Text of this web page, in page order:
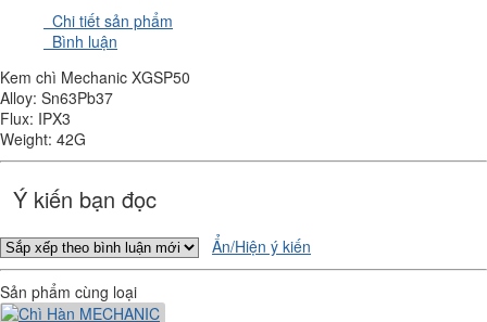
Chi tiết sản phẩm
Bình luận
Kem chì Mechanic XGSP50
Alloy: Sn63Pb37
Flux: IPX3
Weight: 42G
Ý kiến bạn đọc
Ẩn/Hiện ý kiến
Sản phẩm cùng loại